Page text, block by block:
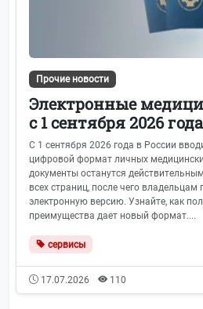
Прочие новости
Электронные
с 1 сентября 2026 года
С 1 сентября 2026 года в России
цифровой формат личных
документы останутся
всех страниц, после чего владельцам
электронную версию. Узнайте, как
преимущества дает новый формат....
сервисы
17.07.2026 110